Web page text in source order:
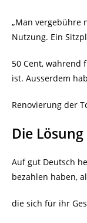
„Man vergebühre
Nutzung. Ein
50 Cent, während
ist. Ausserdem
Renovierung der
Die Lösung
Auf gut Deutsch
bezahlen haben,
die sich für ihr